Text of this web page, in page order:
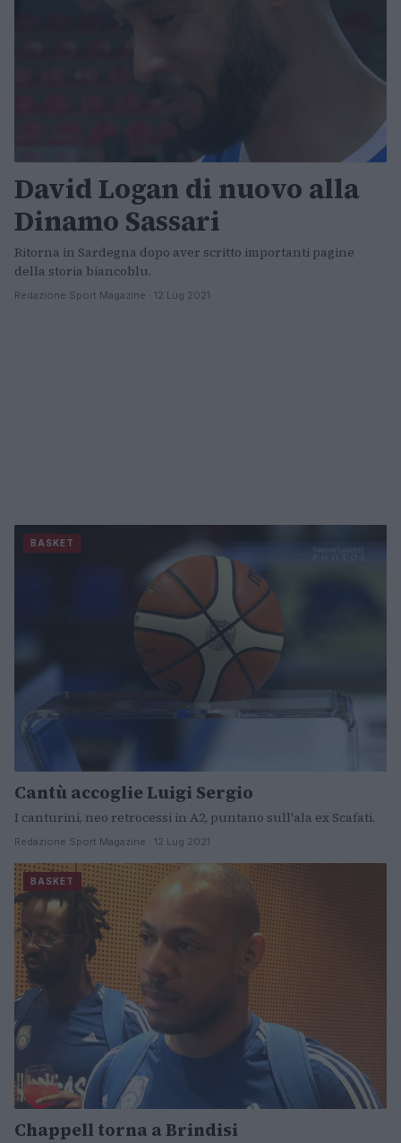
David Logan di nuovo alla
Dinamo Sassari
Ritorna in Sardegna dopo aver scritto importanti pagine
della storia biancoblu.
Redazione Sport Magazine · 12 Lug 2021
BASKET
Cantù accoglie Luigi Sergio
I canturini, neo retrocessi in A2, puntano sull'ala ex Scafati.
Redazione Sport Magazine · 12 Lug 2021
BASKET
Chappell torna a Brindisi